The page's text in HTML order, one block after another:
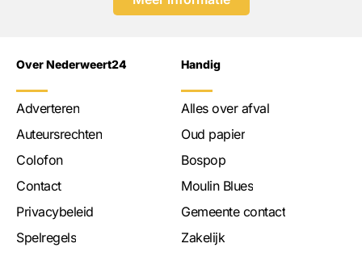
Over Nederweert24
Adverteren
Auteursrechten
Colofon
Contact
Privacybeleid
Spelregels
Handig
Alles over afval
Oud papier
Bospop
Moulin Blues
Gemeente contact
Zakelijk